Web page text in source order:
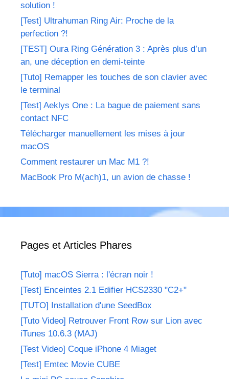
solution !
[Test] Ultrahuman Ring Air: Proche de la
perfection ?!
[TEST] Oura Ring Génération 3 : Après plus d’un
an, une déception en demi-teinte
[Tuto] Remapper les touches de son clavier avec
le terminal
[Test] Aeklys One : La bague de paiement sans
contact NFC
Télécharger manuellement les mises à jour
macOS
Comment restaurer un Mac M1 ?!
MacBook Pro M(ach)1, un avion de chasse !
Pages et Articles Phares
[Tuto] macOS Sierra : l'écran noir !
[Test] Enceintes 2.1 Edifier HCS2330 "C2+"
[TUTO] Installation d'une SeedBox
[Tuto Video] Retrouver Front Row sur Lion avec
iTunes 10.6.3 (MAJ)
[Test Video] Coque iPhone 4 Miaget
[Test] Emtec Movie CUBE